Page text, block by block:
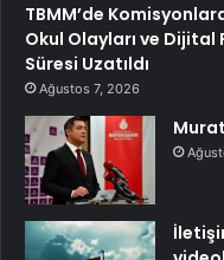
TBMM’de
Okul Olayları ve Dijital
Süresi Uzatıldı
Ağustos 7, 2026